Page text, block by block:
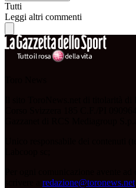
Tutti
Leggi altri commenti
redazione@toronews.net